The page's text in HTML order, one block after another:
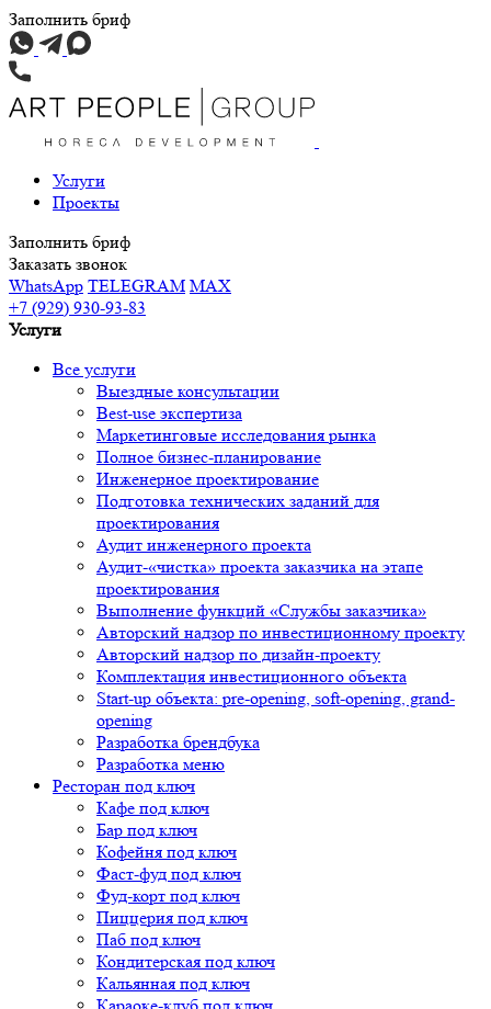
Заполнить бриф
Услуги
Проекты
Заполнить бриф
Заказать звонок
WhatsApp TELEGRAM MAX
+7 (929) 930-93-83
Услуги
Все услуги
Выездные консультации
Best-use экспертиза
Маркетинговые исследования рынка
Полное бизнес-планирование
Инженерное проектирование
Подготовка технических заданий для
проектирования
Аудит инженерного проекта
Аудит-«чистка» проекта заказчика на этапе
проектирования
Выполнение функций «Службы заказчика»
Авторский надзор по инвестиционному проекту
Авторский надзор по дизайн-проекту
Комплектация инвестиционного объекта
Start-up объекта: pre-opening, soft-opening, grand-
opening
Разработка брендбука
Разработка меню
Ресторан под ключ
Кафе под ключ
Бар под ключ
Кофейня под ключ
Фаст-фуд под ключ
Фуд-корт под ключ
Пиццерия под ключ
Паб под ключ
Кондитерская под ключ
Кальянная под ключ